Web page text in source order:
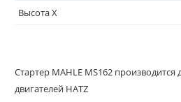
Высота X
Стартер MAHLE MS162
двигателей HATZ